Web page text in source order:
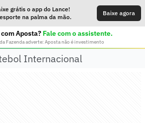
grátis o app do Lance!
na palma da mão.
Baixe agora
Aposta? Fale com o assistente.
Fazenda adverte: Aposta não é investimento
Internacional